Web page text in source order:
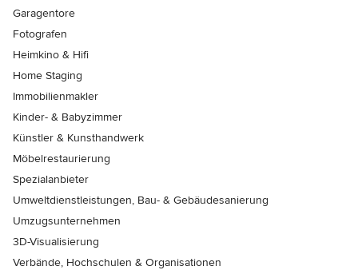
Garagentore
Fotografen
Heimkino & Hifi
Home Staging
Immobilienmakler
Kinder- & Babyzimmer
Künstler & Kunsthandwerk
Möbelrestaurierung
Spezialanbieter
Umweltdienstleistungen, Bau- & Gebäudesanierung
Umzugsunternehmen
3D-Visualisierung
Verbände, Hochschulen & Organisationen